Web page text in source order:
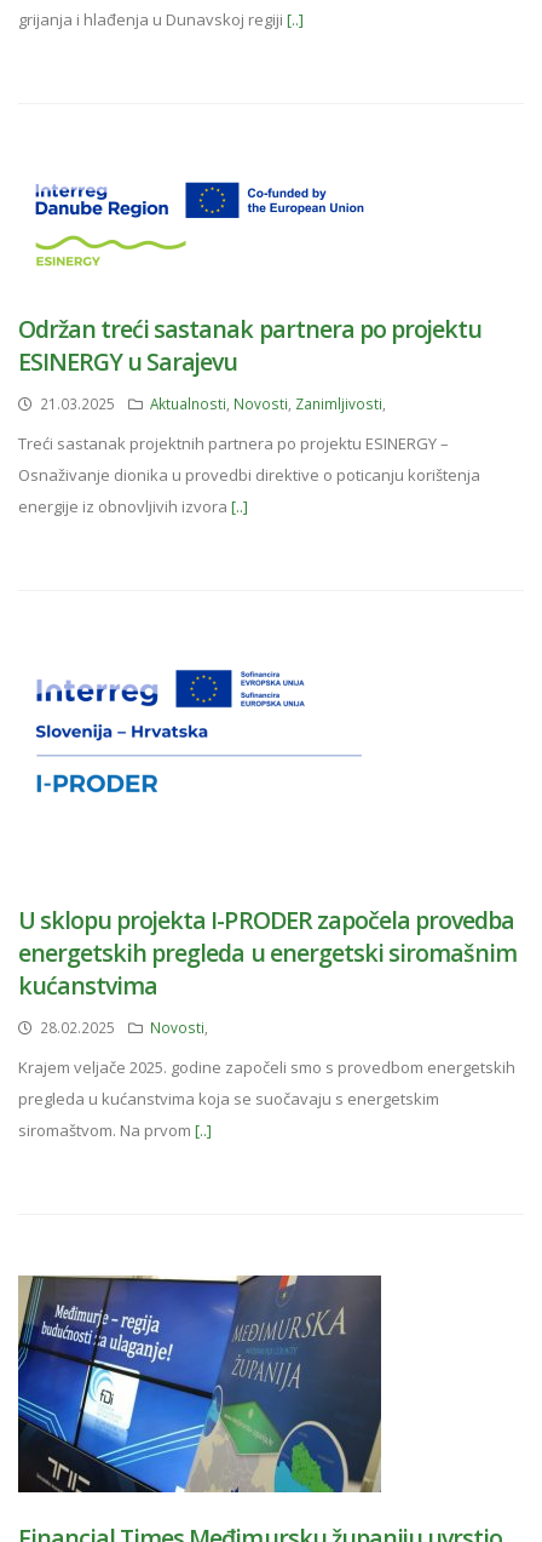
grijanja i hlađenja u Dunavskoj regiji [..]
Održan treći sastanak partnera po projektu
ESINERGY u Sarajevu
21.03.2025 Aktualnosti Novosti Zanimljivosti
Treći sastanak projektnih partnera po projektu ESINERGY –
Osnaživanje dionika u provedbi direktive o poticanju korištenja
energije iz obnovljivih izvora [..]
U sklopu projekta I-PRODER započela provedba
energetskih pregleda u energetski siromašnim
kućanstvima
28.02.2025 Novosti
Krajem veljače 2025. godine započeli smo s provedbom energetskih
pregleda u kućanstvima koja se suočavaju s energetskim
siromaštvom. Na prvom [..]